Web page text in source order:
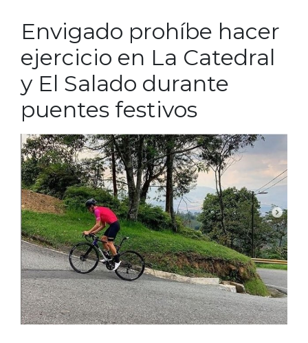
Envigado prohíbe hacer
ejercicio en La Catedral
y El Salado durante
puentes festivos